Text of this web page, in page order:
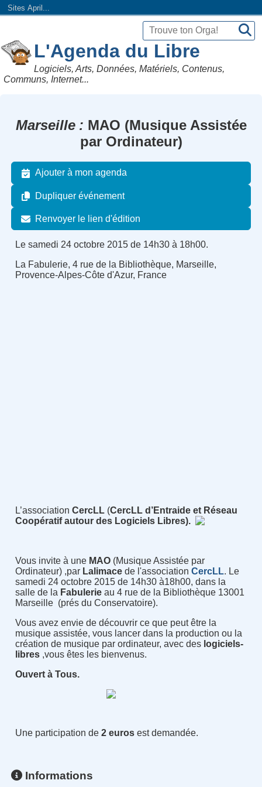
Sites April...
L'Agenda du Libre
Logiciels, Arts, Données, Matériels, Contenus,
Communs, Internet...
Marseille
MAO (Musique Assistée
par Ordinateur)
Ajouter à mon agenda
Dupliquer événement
Renvoyer le lien d'édition
Le samedi 24 octobre 2015 de 14h30 à 18h00.
La Fabulerie, 4 rue de la Bibliothèque, Marseille,
Provence-Alpes-Côte d'Azur, France
L’association CercLL(CercLL d’Entraide et Réseau
Coopératif autour des Logiciels Libres).
Vous invite à une MAO(Musique Assistée par
Ordinateur) ,par Lalimace de l'association CercLL. Le
samedi 24 octobre 2015 de 14h30 à18h00, dans la
salle de la Fabulerieau 4 rue de la Bibliothèque 13001
Marseille (prés du Conservatoire).
Vous avez envie de découvrir ce que peut être la
musique assistée, vous lancer dans la production ou la
création de musique par ordinateur, avec des logiciels-
libres,vous êtes les bienvenus.
Ouvert à Tous.
Une participation de2 euros est demandée.
Informations